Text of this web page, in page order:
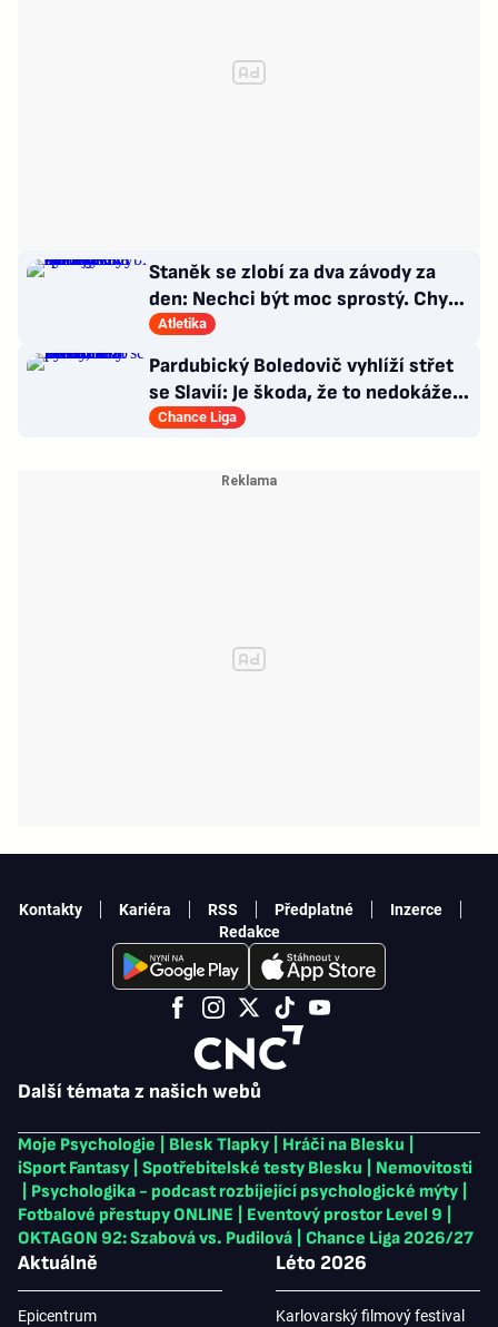
Staněk se zlobí za dva závody za
den: Nechci být moc sprostý. Chybí
nám styčný důstojník
Atletika
Pardubický Boledovič vyhlíží střet
se Slavií: Je škoda, že to nedokáže
postavit na mladých
Chance Liga
Další témata z našich webů
Moje Psychologie Blesk Tlapky Hráči na Blesku
iSport Fantasy
Spotřebitelské testy Blesku
Nemovitosti
Psychologika - podcast rozbíjející psychologické mýty
Fotbalové přestupy ONLINE
Eventový prostor Level 9
OKTAGON 92: Szabová vs. Pudilová
Chance Liga 2026/27
Aktuálně
Epicentrum
Léto 2026
Karlovarský filmový festival
Kontakty Kariéra RSS Předplatné
Inzerce
Redakce